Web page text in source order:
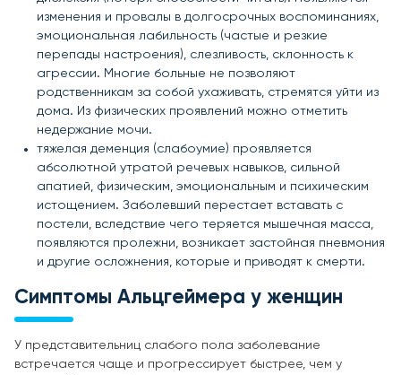
изменения и провалы в долгосрочных воспоминаниях,
эмоциональная лабильность (частые и резкие
перепады настроения), слезливость, склонность к
агрессии. Многие больные не позволяют
родственникам за собой ухаживать, стремятся уйти из
дома. Из физических проявлений можно отметить
недержание мочи.
тяжелая деменция (слабоумие) проявляется
абсолютной утратой речевых навыков, сильной
апатией, физическим, эмоциональным и психическим
истощением. Заболевший перестает вставать с
постели, вследствие чего теряется мышечная масса,
появляются пролежни, возникает застойная пневмония
и другие осложнения, которые и приводят к смерти.
Симптомы Альцгеймера у женщин
У представительниц слабого пола заболевание
встречается чаще и прогрессирует быстрее, чем у